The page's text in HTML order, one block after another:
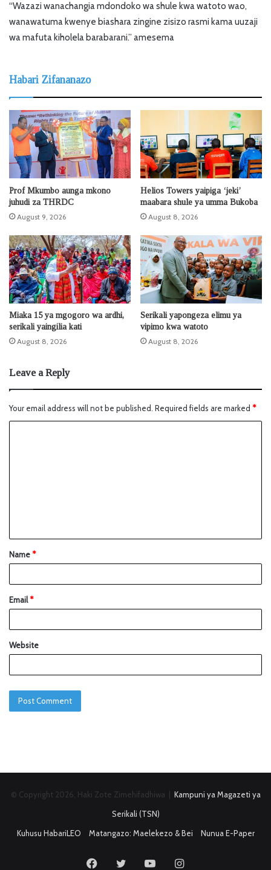
“Wazazi wanachangia mdondoko wa shule kwa watoto wao,
wanawatuma kwenye biashara zingine zisizo rasmi kama uuzaji
wa mafuta kiholela barabarani.” amesema
Habari Zifananazo
Prof Mkumbo aunga mkono
juhudi za THRDC
August 9, 2026
Helios Towers yaipiga ‘jeki’
maabara shule ya umma Bukoba
August 8, 2026
Miaka 15 ya mgogoro wa ardhi,
serikali yaingilia kati
August 8, 2026
Serikali yapongeza elimu ya
vipimo kwa watoto
August 8, 2026
Leave a Reply
Your email address will not be published. Required fields are marked *
Name*
Email*
Website
© Copyright 2026, Haki Zote Zimehifadhiwa | Kampuni ya Magazeti ya
Serikali (TSN)
Kuhusu HabariLEO
Matangazo: Maelekezo & Bei Nunua E-Paper
FacebookTwitter YouTubeInstagram